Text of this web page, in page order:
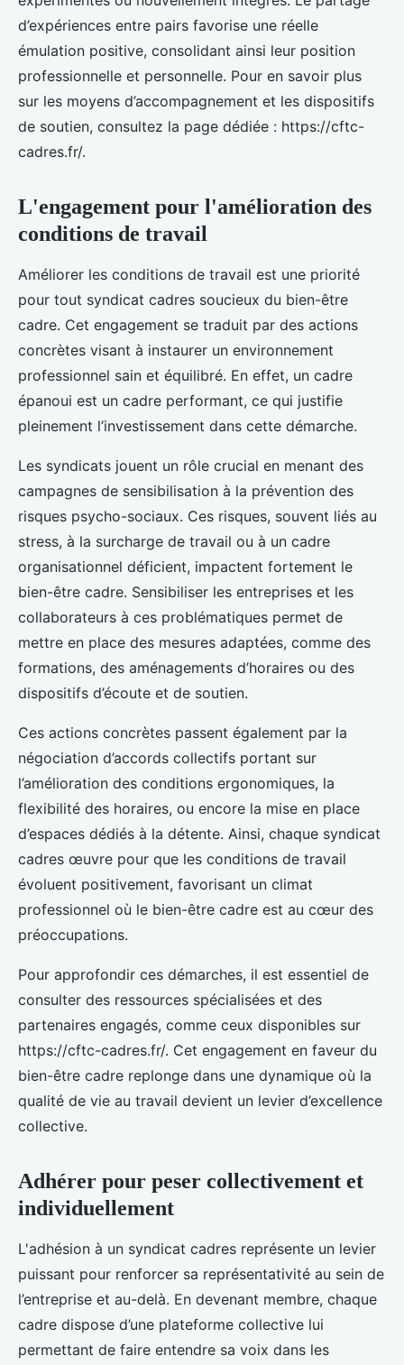
d’expériences entre pairs favorise une réelle
émulation positive, consolidant ainsi leur position
professionnelle et personnelle. Pour en savoir plus
sur les moyens d’accompagnement et les dispositifs
de soutien, consultez la page dédiée : https://cftc-
cadres.fr/.
L'engagement pour l'amélioration des
conditions de travail
Améliorer les conditions de travail est une priorité
pour tout syndicat cadres soucieux du bien-être
cadre. Cet engagement se traduit par des actions
concrètes visant à instaurer un environnement
professionnel sain et équilibré. En effet, un cadre
épanoui est un cadre performant, ce qui justifie
pleinement l’investissement dans cette démarche.
Les syndicats jouent un rôle crucial en menant des
campagnes de sensibilisation à la prévention des
risques psycho-sociaux. Ces risques, souvent liés au
stress, à la surcharge de travail ou à un cadre
organisationnel déficient, impactent fortement le
bien-être cadre. Sensibiliser les entreprises et les
collaborateurs à ces problématiques permet de
mettre en place des mesures adaptées, comme des
formations, des aménagements d’horaires ou des
dispositifs d’écoute et de soutien.
Ces actions concrètes passent également par la
négociation d’accords collectifs portant sur
l’amélioration des conditions ergonomiques, la
flexibilité des horaires, ou encore la mise en place
d’espaces dédiés à la détente. Ainsi, chaque syndicat
cadres œuvre pour que les conditions de travail
évoluent positivement, favorisant un climat
professionnel où le bien-être cadre est au cœur des
préoccupations.
Pour approfondir ces démarches, il est essentiel de
consulter des ressources spécialisées et des
partenaires engagés, comme ceux disponibles sur
https://cftc-cadres.fr/. Cet engagement en faveur du
bien-être cadre replonge dans une dynamique où la
qualité de vie au travail devient un levier d’excellence
collective.
Adhérer pour peser collectivement et
individuellement
L'adhésion à un syndicat cadres représente un levier
puissant pour renforcer sa représentativité au sein de
l’entreprise et au-delà. En devenant membre, chaque
cadre dispose d’une plateforme collective lui
permettant de faire entendre sa voix dans les